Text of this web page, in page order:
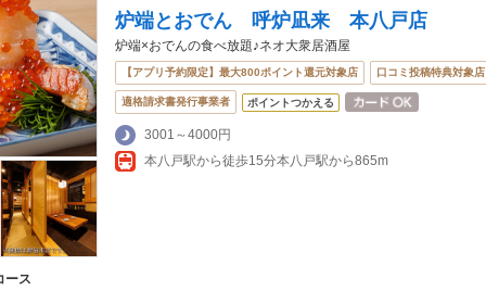
炉端とおでん 呼炉凪来 本八戸店
炉端×おでんの食べ放題♪ネオ大衆居酒屋
【アプリ予約限定】最大800ポイント還元対象店 口コミ投稿特典対象店
適格請求書発行事業者 ポイントつかえる
3001～4000円
本八戸駅から徒歩15分本八戸駅から865m
ース